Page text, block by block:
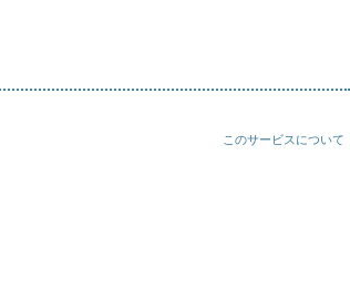
このサービスについて